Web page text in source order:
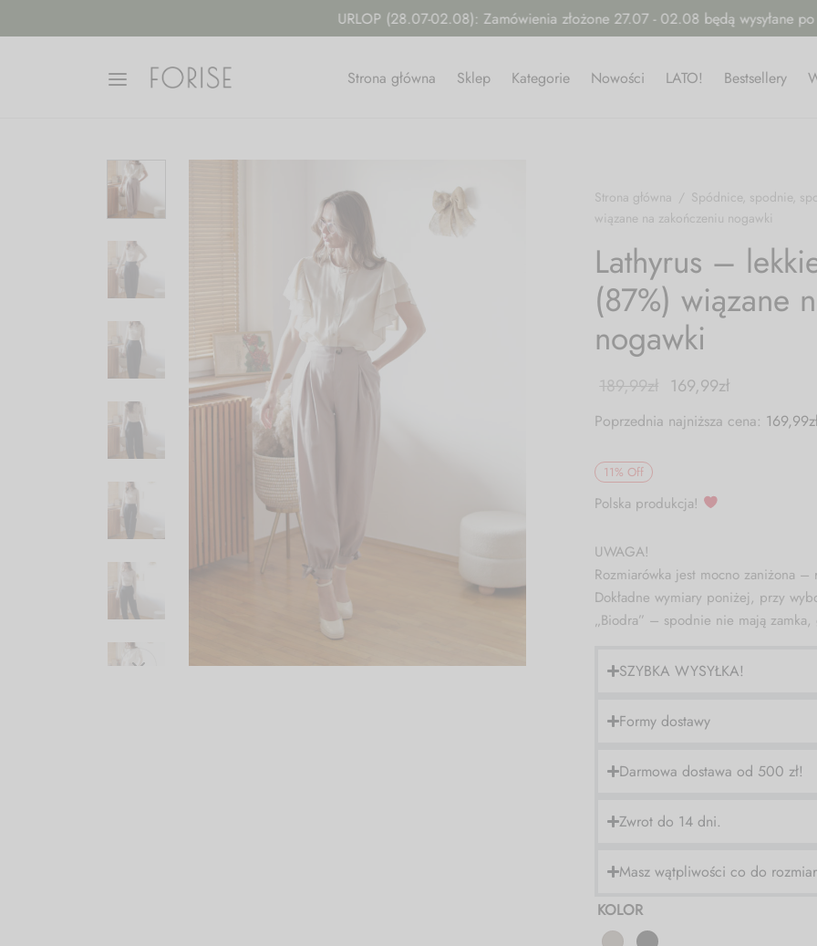
Final Sale! -30% NA WSZYSTKO! KOD: FS30
Strona główna Sklep Kategorie Nowości LATO! Bestsellery
Strona główna / Spódnice, spodnie,
wiązane na zakończeniu nogawki
Lathyrus –
(87%) wiązane
nogawki
189,99zł 169,99zł
Poprzednia najniższa cena: 169,99
11% Off
Polska produkcja!
UWAGA!
Rozmiarówka jest mocno zaniżona –
Dokładne wymiary poniżej, przy
„Biodra” – spodnie nie mają
SZYBKA WYSYŁKA!
Formy dostawy
Darmowa dostawa od 500 zł!
Zwrot do 14 dni.
Masz wątpliwości co do
KOLOR